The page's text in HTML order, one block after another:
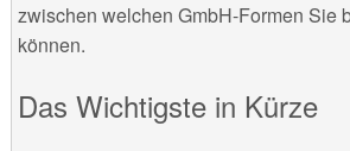
zwischen welchen GmbH-Formen Sie
können.
Das Wichtigste in Kürze